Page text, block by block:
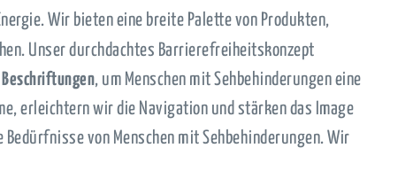
Wir bieten eine breite Palette von Produkten,
Unser durchdachtes Barrierefreiheitskonzept
, um Menschen mit Sehbehinderungen eine
erleichtern wir die Navigation und stärken das Image
von Menschen mit Sehbehinderungen. Wir